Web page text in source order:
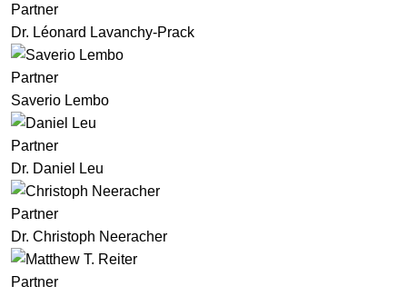
Partner
Dr. Léonard Lavanchy-Prack
Partner
Saverio Lembo
Partner
Dr. Daniel Leu
Partner
Dr. Christoph Neeracher
Partner